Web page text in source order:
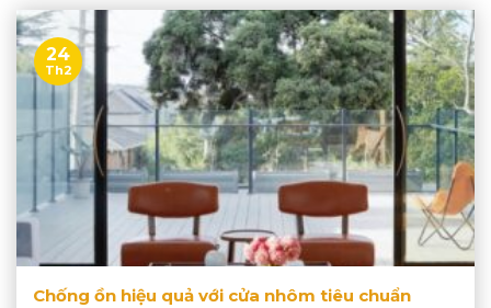
Chống ồn hiệu quả với cửa nhôm tiêu chuẩn
24
Th2